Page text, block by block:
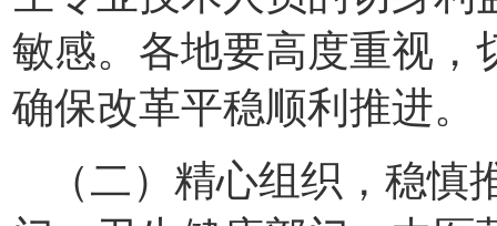
敏感。各地要高度重视，
确保改革平稳顺利推进。
（二）精心组织，稳